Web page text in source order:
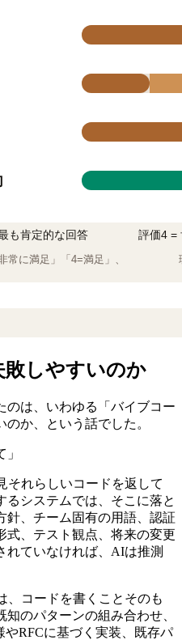
しやすいのか
のは、いわゆる「バイブコー
か、という話でした。
それらしいコードを返して
るシステムでは、そこに落と
針、チーム固有の用語、認証
式、テスト観点、将来の変更
れていなければ、AIは推測
、コードを書くことそのも
のパターンの組み合わせ、
RFCに基づく実装、既存パ